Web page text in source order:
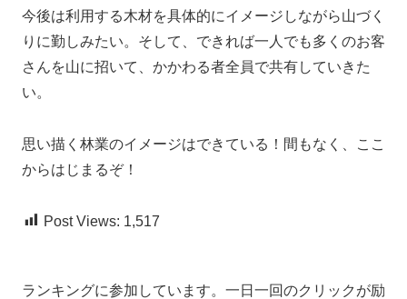
今後は利用する木材を具体的にイメージしながら山づく
りに勤しみたい。そして、できれば一人でも多くのお客
さんを山に招いて、かかわる者全員で共有していきた
い。
思い描く林業のイメージはできている！間もなく、ここ
からはじまるぞ！
Post Views: 1,517
ランキングに参加しています。一日一回のクリックが励